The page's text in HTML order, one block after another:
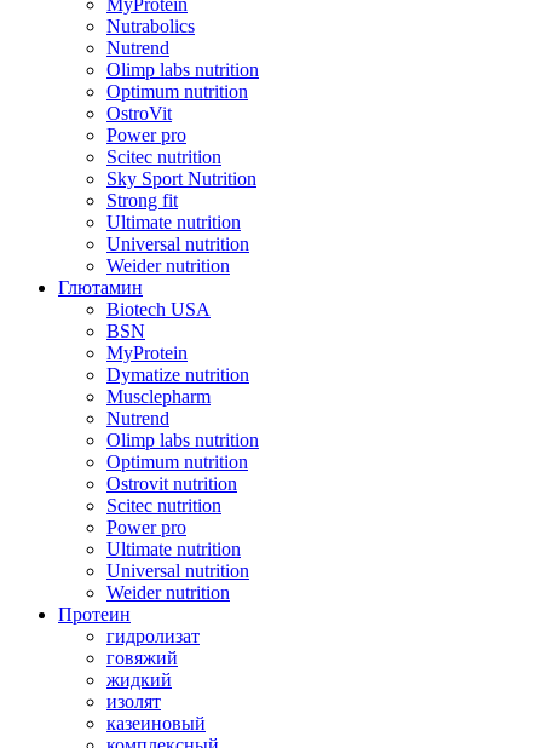
MyProtein
Nutrabolics
Nutrend
Olimp labs nutrition
Optimum nutrition
OstroVit
Power pro
Scitec nutrition
Sky Sport Nutrition
Strong fit
Ultimate nutrition
Universal nutrition
Weider nutrition
Глютамин
Biotech USA
BSN
MyProtein
Dymatize nutrition
Musclepharm
Nutrend
Olimp labs nutrition
Optimum nutrition
Ostrovit nutrition
Scitec nutrition
Power pro
Ultimate nutrition
Universal nutrition
Weider nutrition
Протеин
гидролизат
говяжий
жидкий
изолят
казеиновый